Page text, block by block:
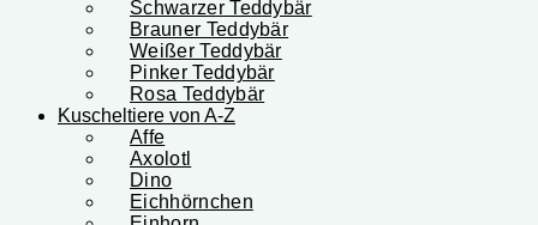
Schwarzer Teddybär
Brauner Teddybär
Weißer Teddybär
Pinker Teddybär
Rosa Teddybär
Kuscheltiere von A-Z
Affe
Axolotl
Dino
Eichhörnchen